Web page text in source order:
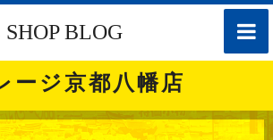
toggle
BLOG
ージ京都八幡店